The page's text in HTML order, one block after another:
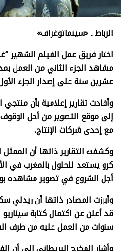
الرباط ـ «سينماتوغراف»
اختار فريق عمل الفيلم الشهير
مشاهد الجزء الثاني من العمل
عشرين سنة على إصدار الجزء
وأفادت تقارير إعلامية بأن منتجي
إلى موقع التصوير من أجل
مع إحدى شركات الإنتاج.
وكشفت التقارير ذاتها أن الممثل
كرو يستعد للحلول بالمغرب في
أجل الشروع في تصوير مشاهده
وأبرزت المصادر ذاتها أن ريدلي
قد أعلن عن اكتمال كتابة سيناريو
سنوات من العمل عليه من طرف